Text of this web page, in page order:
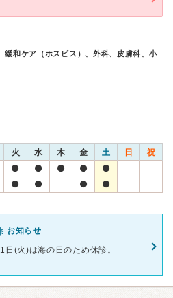
緩和ケア（ホスピス）、外科、皮膚科、小
火 水 木 金 土 日 祝
お知らせ
(火)は海の日のため休診。